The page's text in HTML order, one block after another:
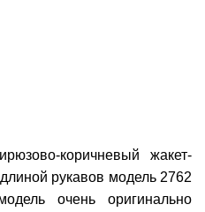
коричневый жакет-
рукавов модель 2762
очень оригинально